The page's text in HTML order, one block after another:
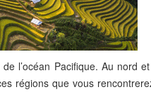
l’océan Pacifique. Au nord
régions que vous